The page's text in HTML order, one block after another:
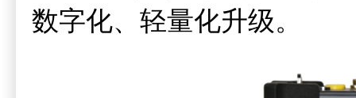
数字化、轻量化升级。